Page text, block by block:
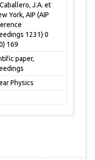
J.A. et
York, AIP (AIP
1231) 0
169
paper,
Physics